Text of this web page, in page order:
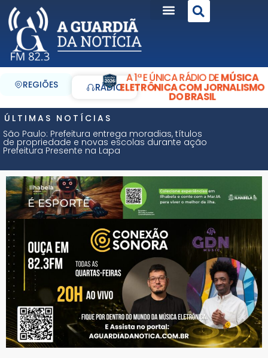
REGIÕES RÁDIO
A 1ª E ÚNICA RÁDIO DEMÚSICA
ELETRÔNICA COM JORNALISMO
DO BRASIL
ÚLTIMAS NOTÍCIAS
São Paulo: Prefeitura entrega moradias, títulos
de propriedade e novas escolas durante ação
Prefeitura Presente na Lapa